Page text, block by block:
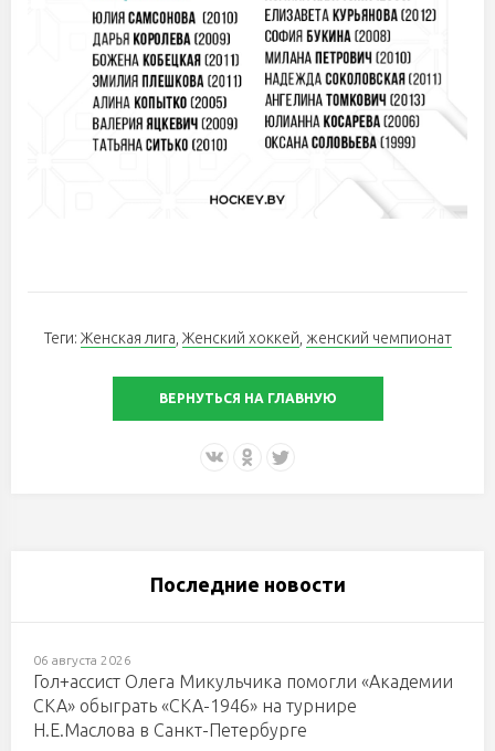
Теги: Женская лига, Женский хоккей, женский чемпионат
ВЕРНУТЬСЯ НА ГЛАВНУЮ
Последние новости
06 августа 2026
Гол+ассист Олега Микульчика помогли «Академии
СКА» обыграть «СКА-1946» на турнире
Н.Е.Маслова в Санкт-Петербурге